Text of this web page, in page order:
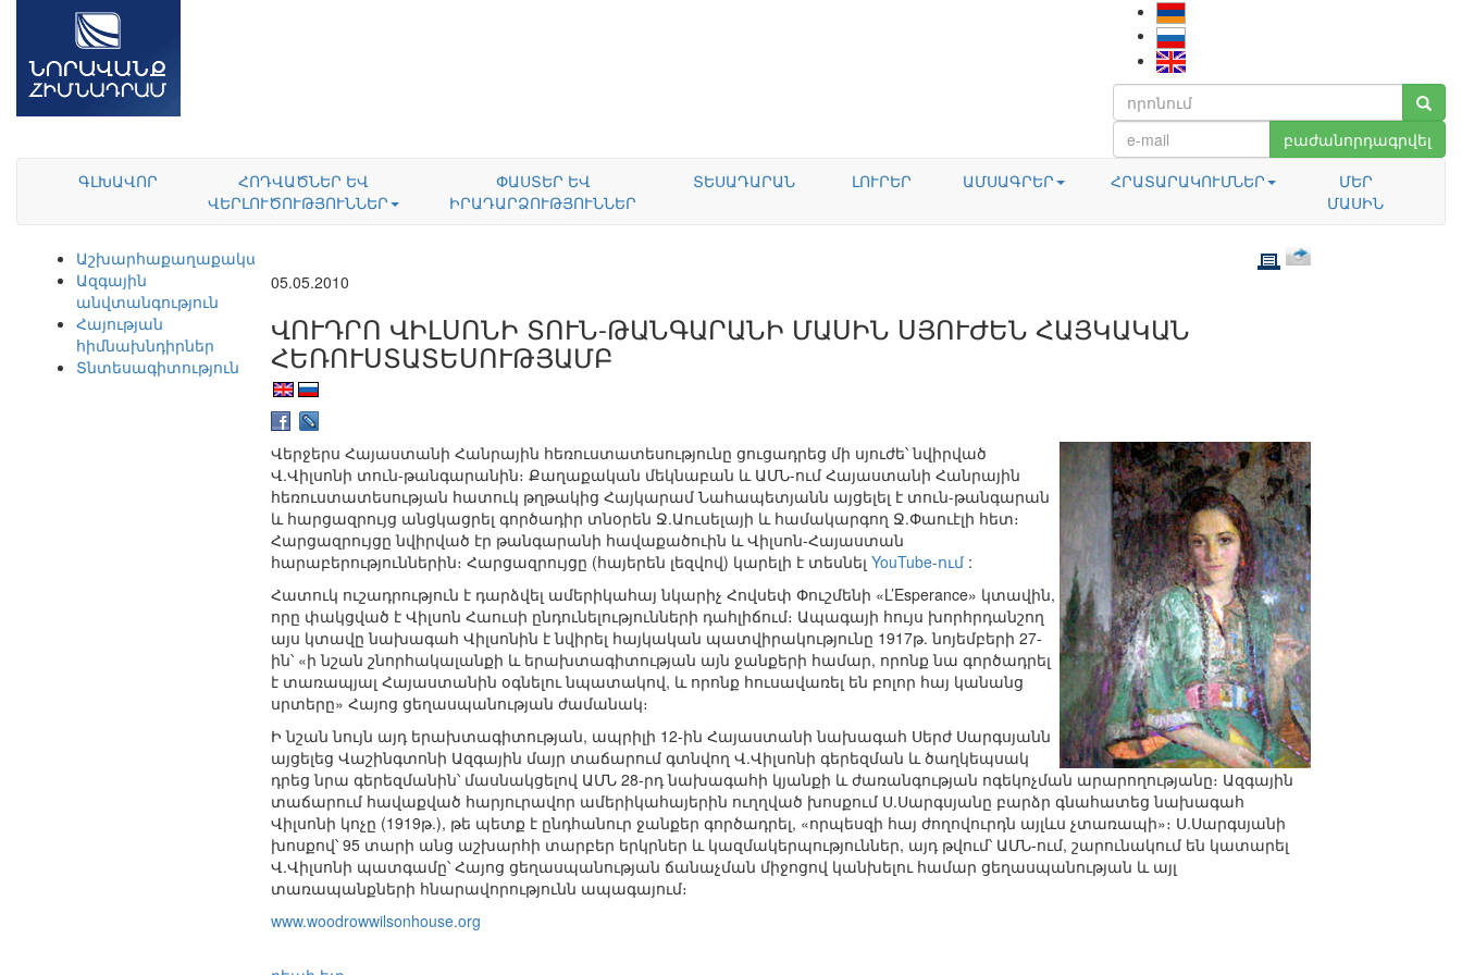
բաժանորդագրվել
ԳԼԽԱՎՈՐ
ՀՈԴՎԱԾՆԵՐ ԵՎ
ՎԵՐԼՈՒԾՈՒԹՅՈՒՆՆԵՐ
ՓԱՍՏԵՐ ԵՎ
ԻՐԱԴԱՐՁՈՒԹՅՈՒՆՆԵՐ
ՏԵՍԱԴԱՐԱՆ ԼՈՒՐԵՐ ԱՄՍԱԳՐԵՐ ՀՐԱՏԱՐԱԿՈՒՄՆԵՐ
ՄԵՐ
ՄԱՍԻՆ
Աշխարհաքաղաքականություն
Ազգային
անվտանգություն
Հայության
հիմնախնդիրներ
Տնտեսագիտություն
05.05.2010
ՎՈՒԴՐՈ ՎԻԼՍՈՆԻ ՏՈՒՆ-ԹԱՆԳԱՐԱՆԻ ՄԱՍԻՆ ՍՅՈՒԺԵՆ ՀԱՅԿԱԿԱՆ
ՀԵՌՈՒՍՏԱՏԵՍՈՒԹՅԱՄԲ
Վերջերս Հայաստանի Հանրային հեռուստատեսությունը ցուցադրեց մի սյուժե՝ նվիրված
Վ.Վիլսոնի տուն-թանգարանին։ Քաղաքական մեկնաբան և ԱՄՆ-ում Հայաստանի Հանրային
հեռուստատեսության հատուկ թղթակից Հայկարամ Նահապետյանն այցելել է տուն-թանգարան
և հարցազրույց անցկացրել գործադիր տնօրեն Ջ.Աուսելայի և համակարգող Ջ.Փաուէլի հետ։
Հարցազրույցը նվիրված էր թանգարանի հավաքածուին և Վիլսոն-Հայաստան
հարաբերություններին։ Հարցազրույցը (հայերեն լեզվով) կարելի է տեսնել YouTube-ում :
Հատուկ ուշադրություն է դարձվել ամերիկահայ նկարիչ Հովսեփ Փուշմենի «L’Esperance» կտավին,
որը փակցված է Վիլսոն Հաուսի ընդունելությունների դահլիճում։ Ապագայի հույս խորհրդանշող
այս կտավը նախագահ Վիլսոնին է նվիրել հայկական պատվիրակությունը 1917թ. նոյեմբերի 27-
ին՝ «ի նշան շնորհակալանքի և երախտագիտության այն ջանքերի համար, որոնք նա գործադրել
է տառապյալ Հայաստանին օգնելու նպատակով, և որոնք հուսավառել են բոլոր հայ կանանց
սրտերը» Հայոց ցեղասպանության ժամանակ։
Ի նշան նույն այդ երախտագիտության, ապրիլի 12-ին Հայաստանի նախագահ Սերժ Սարգսյանն
այցելեց Վաշինգտոնի Ազգային մայր տաճարում գտնվող Վ.Վիլսոնի գերեզման և ծաղկեպսակ
դրեց նրա գերեզմանին՝ մասնակցելով ԱՄՆ 28-րդ նախագահի կյանքի և ժառանգության ոգեկոչման արարողությանը։ Ազգային
տաճարում հավաքված հարյուրավոր ամերիկահայերին ուղղված խոսքում Ս.Սարգսյանը բարձր գնահատեց նախագահ
Վիլսոնի կոչը (1919թ.), թե պետք է ընդհանուր ջանքեր գործադրել, «որպեսզի հայ ժողովուրդն այլևս չտառապի»։ Ս.Սարգսյանի
խոսքով՝ 95 տարի անց աշխարհի տարբեր երկրներ և կազմակերպություններ, այդ թվում՝ ԱՄՆ-ում, շարունակում են կատարել
Վ.Վիլսոնի պատգամը՝ Հայոց ցեղասպանության ճանաչման միջոցով կանխելու համար ցեղասպանության և այլ
տառապանքների հնարավորությունն ապագայում։
www.woodrowwilsonhouse.org